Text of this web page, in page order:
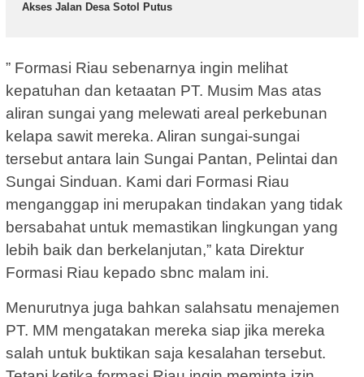
Akses Jalan Desa Sotol Putus
” Formasi Riau sebenarnya ingin melihat
kepatuhan dan ketaatan PT. Musim Mas atas
aliran sungai yang melewati areal perkebunan
kelapa sawit mereka. Aliran sungai-sungai
tersebut antara lain Sungai Pantan, Pelintai dan
Sungai Sinduan. Kami dari Formasi Riau
menganggap ini merupakan tindakan yang tidak
bersabahat untuk memastikan lingkungan yang
lebih baik dan berkelanjutan,” kata Direktur
Formasi Riau kepado sbnc malam ini.
Menurutnya juga bahkan salahsatu menajemen
PT. MM mengatakan mereka siap jika mereka
salah untuk buktikan saja kesalahan tersebut.